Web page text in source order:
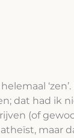
dat had ik
(of
maar